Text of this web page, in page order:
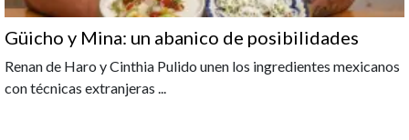
Güicho y Mina: un abanico de posibilidades
Renan de Haro y Cinthia Pulido unen los ingredientes mexicanos
con técnicas extranjeras